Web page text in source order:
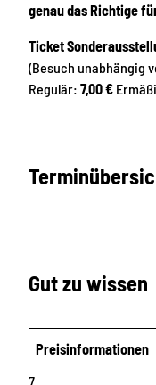
genau das Richtige
Ticket
(Besuch unabhängig
Regulär: 7,00 €
Gut zu wissen
Preisinformationen
7